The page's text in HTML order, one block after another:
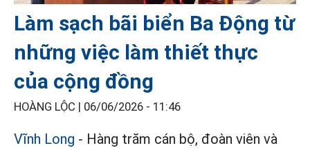
Làm sạch bãi biển Ba Động từ
những việc làm thiết thực
của cộng đồng
HOÀNG LỘC | 06/06/2026 - 11:46
Vĩnh Long - Hàng trăm cán bộ, đoàn viên và